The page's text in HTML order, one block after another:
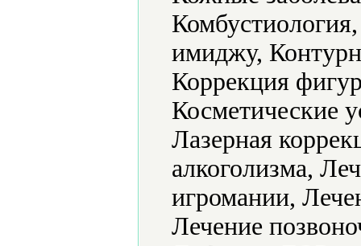
имиджу,
Коррекция
Косметические
Лазерная
алкоголизма,
игромании,
Лечение